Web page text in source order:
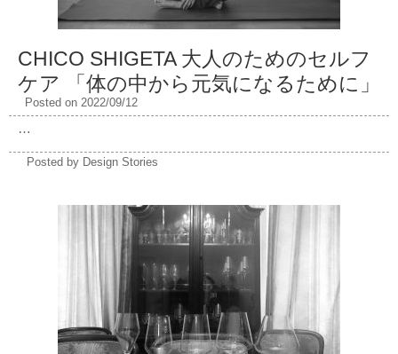
CHICO SHIGETA 大人のためのセルフ
ケア 「体の中から元気になるために」
Posted on 2022/09/12
…
Posted by Design Stories